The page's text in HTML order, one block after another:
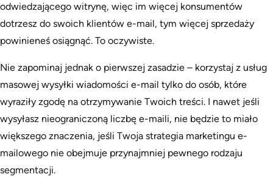
odwiedzającego witrynę, więc im więcej konsumentów
dotrzesz do swoich klientów e-mail, tym więcej sprzedaży
powinieneś osiągnąć. To oczywiste.
Nie zapominaj jednak o pierwszej zasadzie – korzystaj z usług
masowej wysyłki wiadomości e-mail tylko do osób, które
wyraziły zgodę na otrzymywanie Twoich treści. I nawet jeśli
wysyłasz nieograniczoną liczbę e-maili, nie będzie to miało
większego znaczenia, jeśli Twoja strategia marketingu e-
mailowego nie obejmuje przynajmniej pewnego rodzaju
segmentacji.